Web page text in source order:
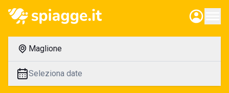
Maglione
Seleziona date